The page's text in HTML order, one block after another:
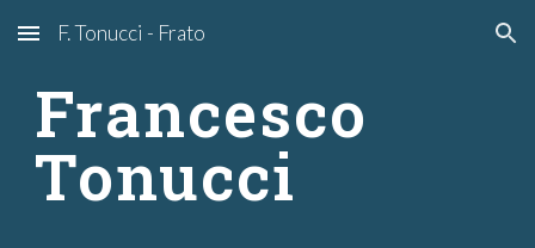
Skip to main content Skip to navigation
F. Tonucci - Frato
Francesco
Tonucci